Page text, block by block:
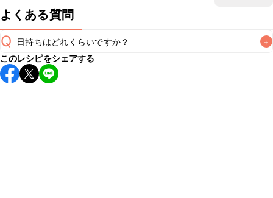
よくある質問
Q 日持ちはどれくらいですか？ +
こちらのレシピは出来たてをお召し上がりいただくことをお
すすめします。
このレシピをシェアする